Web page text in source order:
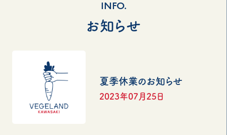
INFO.
お知らせ
夏季休業のお知らせ
2023年07月25日